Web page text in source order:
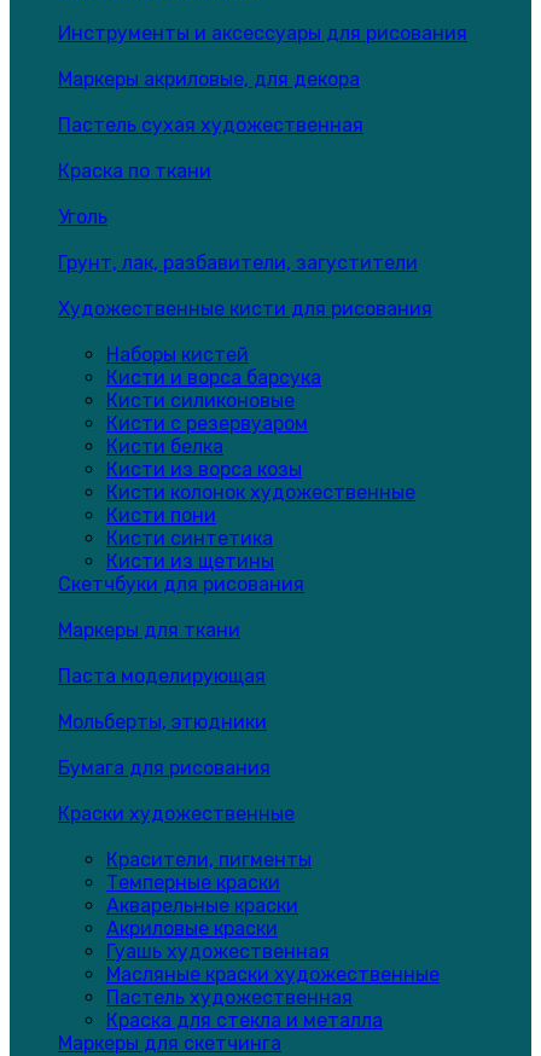
Инструменты и аксессуары для рисования
Маркеры акриловые, для декора
Пастель сухая художественная
Краска по ткани
Уголь
Грунт, лак, разбавители, загустители
Художественные кисти для рисования
Наборы кистей
Кисти и ворса барсука
Кисти силиконовые
Кисти с резервуаром
Кисти белка
Кисти из ворса козы
Кисти колонок художественные
Кисти пони
Кисти синтетика
Кисти из щетины
Скетчбуки для рисования
Маркеры для ткани
Паста моделирующая
Мольберты, этюдники
Бумага для рисования
Краски художественные
Красители, пигменты
Темперные краски
Акварельные краски
Акриловые краски
Гуашь художественная
Масляные краски художественные
Пастель художественная
Краска для стекла и металла
Маркеры для скетчинга